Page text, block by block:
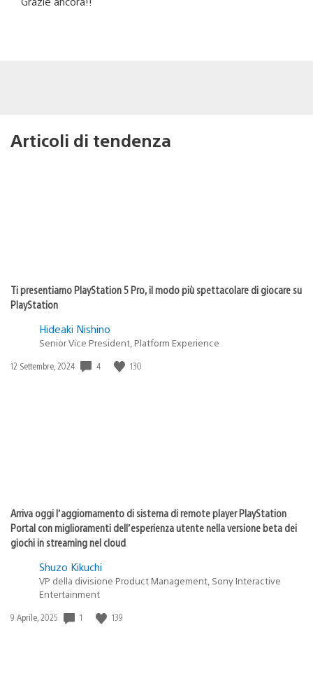
Articoli di tendenza
Ti presentiamo PlayStation 5 Pro, il modo più spettacolare di giocare su
PlayStation
Hideaki Nishino
Senior Vice President, Platform Experience
Data
12 Settembre, 2024 4 130
Arriva oggi l’aggiornamento di sistema di remote player PlayStation
Portal con miglioramenti dell’esperienza utente nella versione beta dei
giochi in streaming nel cloud
Shuzo Kikuchi
VP della divisione Product Management, Sony Interactive
Entertainment
Data
9 Aprile, 2025 1 139